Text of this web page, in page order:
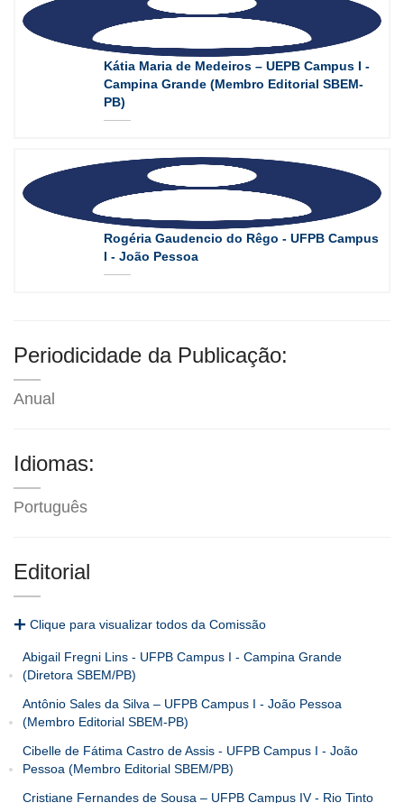
Kátia Maria de Medeiros – UEPB Campus I -
Campina Grande (Membro Editorial SBEM-
PB)
Rogéria Gaudencio do Rêgo - UFPB Campus
I - João Pessoa
Periodicidade da Publicação:
Anual
Idiomas:
Português
Editorial
Clique para visualizar todos da Comissão
Abigail Fregni Lins - UFPB Campus I - Campina Grande
(Diretora SBEM/PB)
Antônio Sales da Silva – UFPB Campus I - João Pessoa
(Membro Editorial SBEM-PB)
Cibelle de Fátima Castro de Assis - UFPB Campus I - João
Pessoa (Membro Editorial SBEM/PB)
Cristiane Fernandes de Sousa – UFPB Campus IV - Rio Tinto